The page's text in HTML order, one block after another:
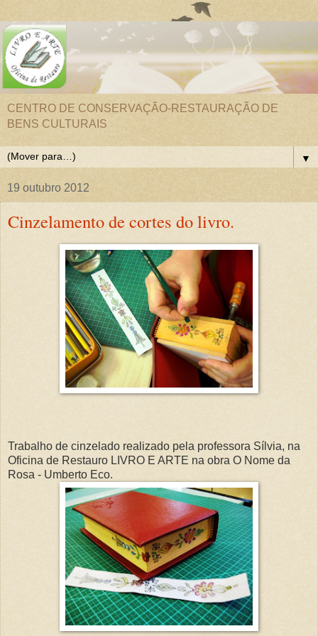
CENTRO DE CONSERVAÇÃO-RESTAURAÇÃO DE
BENS CULTURAIS
▼
19 outubro 2012
Cinzelamento de cortes do livro.
Trabalho de cinzelado realizado pela professora Sílvia, na
Oficina de Restauro LIVRO E ARTE na obra O Nome da
Rosa - Umberto Eco.